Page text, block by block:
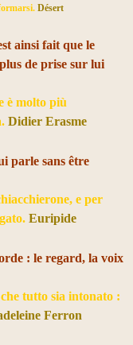
Désert
ainsi fait que le
de prise sur lui
è molto più
Didier Erasme
parle sans être
e per
Euripide
: le regard, la voix
tutto sia intonato :
Ferron